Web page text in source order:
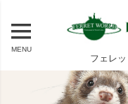
MENU
フェレ